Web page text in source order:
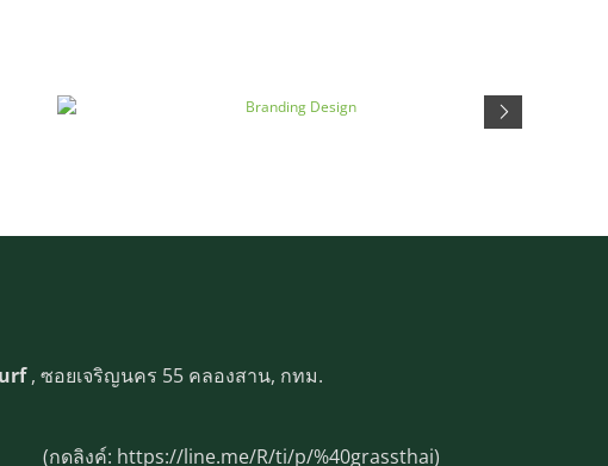
, ซอยเจริญนคร 55 คลองสาน, กทม.
(กดลิงค์: https://line.me/R/ti/p/%40grassthai)